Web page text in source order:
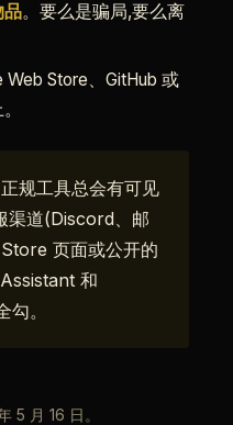
品。要么是骗局,要么离
Web Store、GitHub 或
正规工具总会有可见
渠道(Discord、邮
页面或公开的
和
。
5 月 16 日。